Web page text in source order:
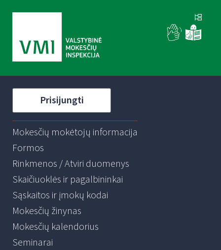
Prisijungti
Mokesčių mokėtojų informacija
Formos
Rinkmenos / Atviri duomenys
Skaičiuoklės ir pagalbininkai
Sąskaitos ir įmokų kodai
Mokesčių žinynas
Mokesčių kalendorius
Seminarai